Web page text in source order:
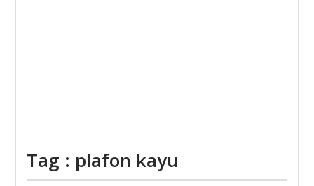
Tag : plafon kayu